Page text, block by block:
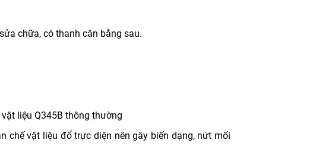
chữa, có thanh cân bằng sau.
liệu Q345B thông thường
chế vật liệu đổ trực diện nên gây biến dạng, nứt mối